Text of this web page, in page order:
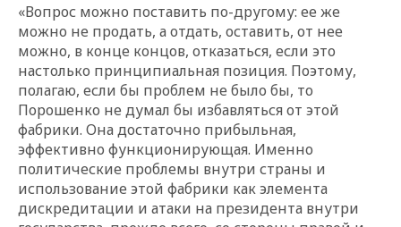
«Вопрос можно поставить по-другому: ее же
можно не продать, а отдать, оставить, от нее
можно, в конце концов, отказаться, если это
настолько принципиальная позиция. Поэтому,
полагаю, если бы проблем не было бы, то
Порошенко не думал бы избавляться от этой
фабрики. Она достаточно прибыльная,
эффективно функционирующая. Именно
политические проблемы внутри страны и
использование этой фабрики как элемента
дискредитации и атаки на президента внутри